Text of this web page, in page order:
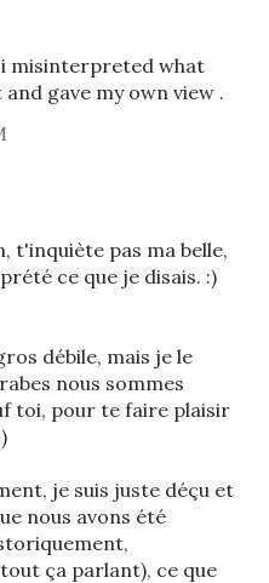
i misinterpreted what
gave my own view .
t'inquiète pas ma belle,
ce que je disais. :)
débile, mais je le
nous sommes
toi, pour te faire plaisir
je suis juste déçu et
nous avons été
ça parlant), ce que